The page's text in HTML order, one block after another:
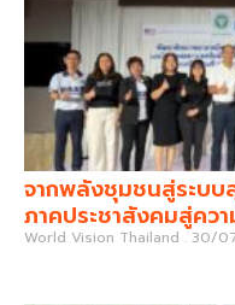
จากพลังชุมชนสู่ระบบ
ภาคประชาสังคมสู่คว
World Vision Thailand 30/